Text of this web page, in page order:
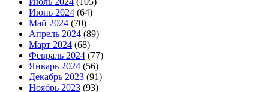
Июнь 2024 (64)
Май 2024 (70)
Апрель 2024 (89)
Март 2024 (68)
Февраль 2024 (77)
Январь 2024 (56)
Декабрь 2023 (91)
Ноябрь 2023 (93)